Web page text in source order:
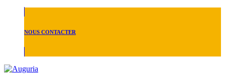
NOUS CONTACTER